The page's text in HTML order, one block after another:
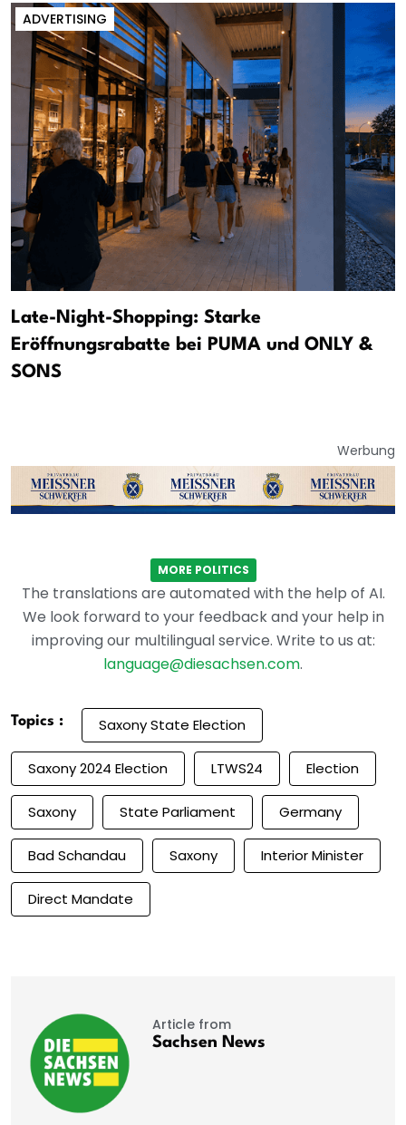
ADVERTISING
Late-Night-Shopping: Starke
Eröffnungsrabatte bei PUMA und ONLY &
SONS
Werbung
MORE POLITICS
The translations are automated with the help of AI.
We look forward to your feedback and your help in
improving our multilingual service. Write to us at:
language@diesachsen.com.
Topics : Saxony State Election
Saxony 2024 Election LTWS24 Election
Saxony State Parliament Germany
Bad Schandau Saxony Interior Minister
Direct Mandate
Article from
Sachsen News